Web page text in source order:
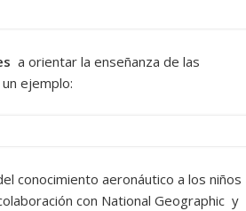
a orientar la enseñanza de las
ejemplo:
conocimiento aeronáutico a los niños
con National Geographic y